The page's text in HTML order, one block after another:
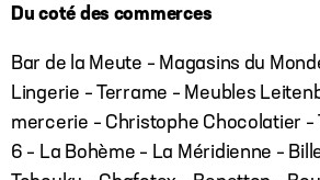
Du coté des commerces
Bar de la Meute – Magasins du
Lingerie – Terrame – Meubles
mercerie – Christophe Chocolatier –
6 – La Bohème – La Méridienne –